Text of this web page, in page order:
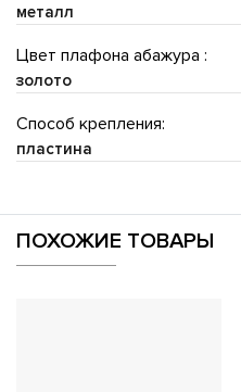
металл
Цвет плафона абажура :
золото
Способ крепления:
пластина
ПОХОЖИЕ ТОВАРЫ